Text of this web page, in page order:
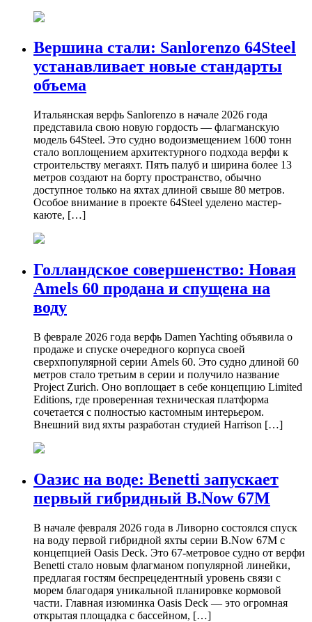
Вершина стали: Sanlorenzo 64Steel
устанавливает новые стандарты
объема
Итальянская верфь Sanlorenzo в начале 2026 года
представила свою новую гордость — флагманскую
модель 64Steel. Это судно водоизмещением 1600 тонн
стало воплощением архитектурного подхода верфи к
строительству мегаяхт. Пять палуб и ширина более 13
метров создают на борту пространство, обычно
доступное только на яхтах длиной свыше 80 метров.
Особое внимание в проекте 64Steel уделено мастер-
каюте, […]
Голландское совершенство: Новая
Amels 60 продана и спущена на
воду
В феврале 2026 года верфь Damen Yachting объявила о
продаже и спуске очередного корпуса своей
сверхпопулярной серии Amels 60. Это судно длиной 60
метров стало третьим в серии и получило название
Project Zurich. Оно воплощает в себе концепцию Limited
Editions, где проверенная техническая платформа
сочетается с полностью кастомным интерьером.
Внешний вид яхты разработан студией Harrison […]
Оазис на воде: Benetti запускает
первый гибридный B.Now 67M
В начале февраля 2026 года в Ливорно состоялся спуск
на воду первой гибридной яхты серии B.Now 67M с
концепцией Oasis Deck. Это 67-метровое судно от верфи
Benetti стало новым флагманом популярной линейки,
предлагая гостям беспрецедентный уровень связи с
морем благодаря уникальной планировке кормовой
части. Главная изюминка Oasis Deck — это огромная
открытая площадка с бассейном, […]